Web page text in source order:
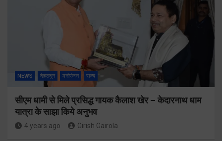
NEWS देहरादून मनोरंजन राज्य
सीएम धामी से मिले प्रसिद्ध गायक कैलाश खेर – केदारनाथ धाम
यात्रा के साझा किये अनुभव
4 years ago Girish Gairola